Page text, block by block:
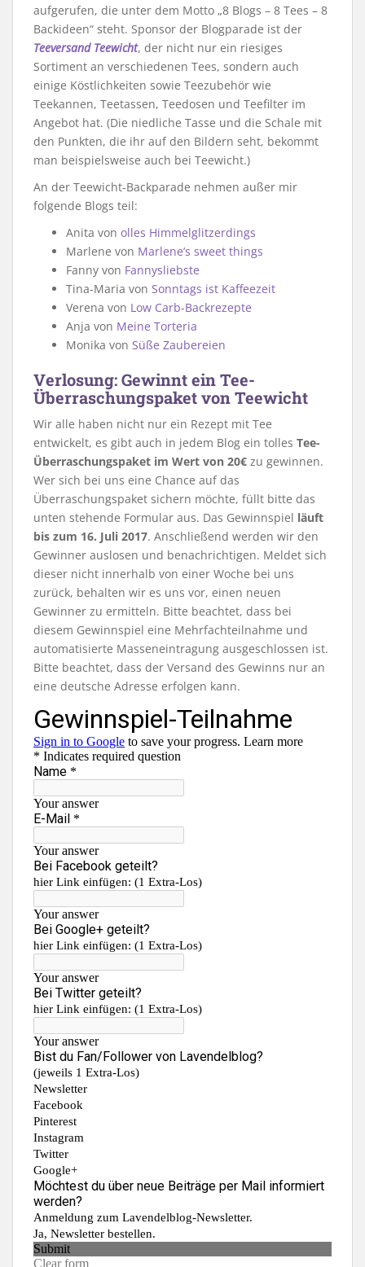
aufgerufen, die unter dem Motto „8 Blogs – 8 Tees – 8
Backideen“ steht. Sponsor der Blogparade ist der
Teeversand Teewicht, der nicht nur ein riesiges
Sortiment an verschiedenen Tees, sondern auch
einige Köstlichkeiten sowie Teezubehör wie
Teekannen, Teetassen, Teedosen und Teefilter im
Angebot hat. (Die niedliche Tasse und die Schale mit
den Punkten, die ihr auf den Bildern seht, bekommt
man beispielsweise auch bei Teewicht.)
An der Teewicht-Backparade nehmen außer mir
folgende Blogs teil:
Anita von olles Himmelglitzerdings
Marlene von Marlene’s sweet things
Fanny von Fannysliebste
Tina-Maria von Sonntags ist Kaffeezeit
Verena von Low Carb-Backrezepte
Anja von Meine Torteria
Monika von Süße Zaubereien
Verlosung: Gewinnt ein Tee-
Überraschungspaket von Teewicht
Wir alle haben nicht nur ein Rezept mit Tee
entwickelt, es gibt auch in jedem Blog ein tolles Tee-
Überraschungspaket im Wert von 20€ zu gewinnen.
Wer sich bei uns eine Chance auf das
Überraschungspaket sichern möchte, füllt bitte das
unten stehende Formular aus. Das Gewinnspiel läuft
bis zum 16. Juli 2017. Anschließend werden wir den
Gewinner auslosen und benachrichtigen. Meldet sich
dieser nicht innerhalb von einer Woche bei uns
zurück, behalten wir es uns vor, einen neuen
Gewinner zu ermitteln. Bitte beachtet, dass bei
diesem Gewinnspiel eine Mehrfachteilnahme und
automatisierte Masseneintragung ausgeschlossen ist.
Bitte beachtet, dass der Versand des Gewinns nur an
eine deutsche Adresse erfolgen kann.